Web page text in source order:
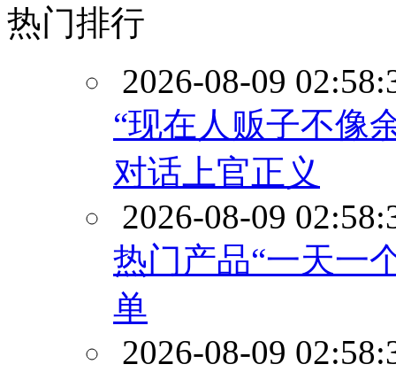
热门排行
2026-08-09
“现在人贩子不像
对话上官正义
2026-08-09
热门产品“一天一
单
2026-08-09